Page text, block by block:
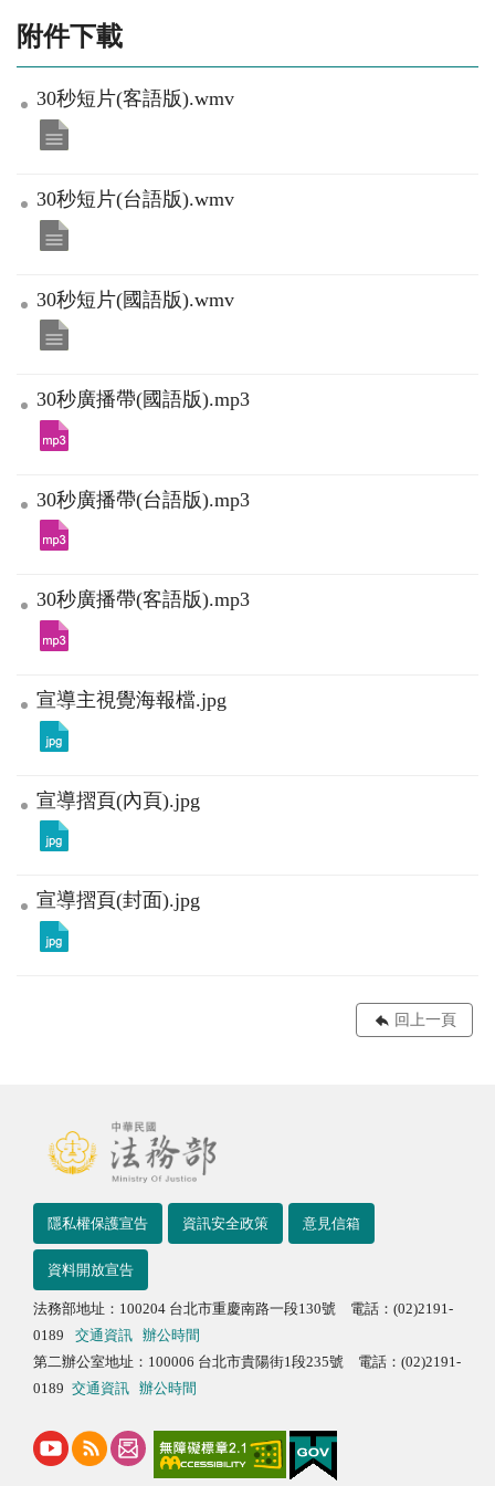
附件下載
30秒短片(客語版).wmv
30秒短片(台語版).wmv
30秒短片(國語版).wmv
30秒廣播帶(國語版).mp3
30秒廣播帶(台語版).mp3
30秒廣播帶(客語版).mp3
宣導主視覺海報檔.jpg
宣導摺頁(內頁).jpg
宣導摺頁(封面).jpg
回上一頁
隱私權保護宣告 資訊安全政策 意見信箱
資料開放宣告
法務部地址：100204 台北市重慶南路一段130號 電話：(02)2191-
0189
交通資訊
辦公時間
第二辦公室地址：100006 台北市貴陽街1段235號 電話：(02)2191-
0189 交通資訊 辦公時間